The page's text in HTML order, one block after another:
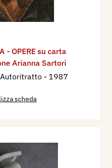
A - OPERE su carta
Arianna Sartori
- 1987
scheda